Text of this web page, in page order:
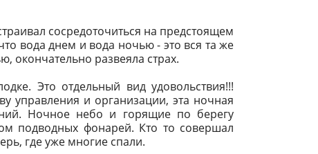
сосредоточиться на предстоящем
вода днем и вода ночью - это вся та же
окончательно развеяла страх.
Это отдельный вид удовольствия!!!
управления и организации, эта ночная
Ночное небо и горящие по берегу
подводных фонарей. Кто то совершал
где уже многие спали.